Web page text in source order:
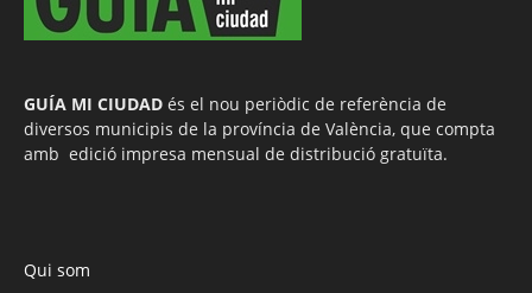
GUÍA MI CIUDAD és el nou periòdic de referència de
diversos municipis de la província de València, que compta
amb edició impresa mensual de distribució gratuïta.
Qui som